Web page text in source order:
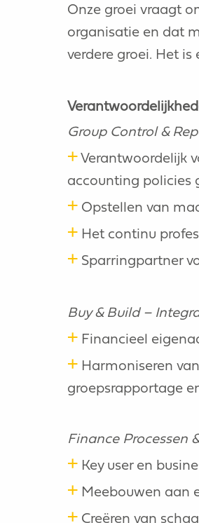
Onze groei vraagt
organisatie en dat
verdere groei. Het
Group Control &
+Verantwoordelijk
accounting policies
+ Opstellen van
+ Het continu
+ Sparringpartner
Buy & Build –
+ Financieel
+ Harmoniseren
groepsrapportage
Finance Processen
+ Key user en
+ Meebouwen aan
+ Creëren van